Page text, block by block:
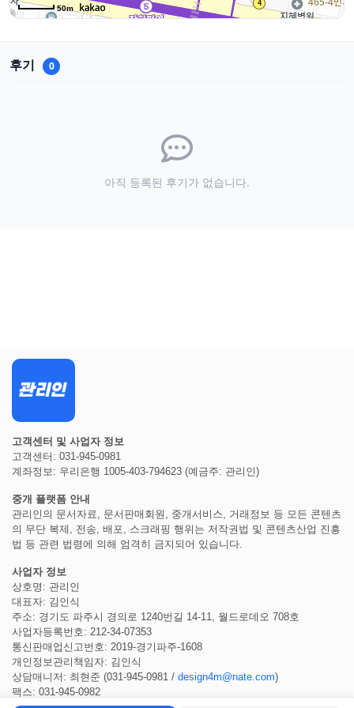
50m
후기 0
아직 등록된 후기가 없습니다.
고객센터 및 사업자 정보
고객센터: 031-945-0981
계좌정보: 우리은행 1005-403-794623 (예금주: 관리인)
중개 플랫폼 안내
관리인의 문서자료, 문서판매회원, 중개서비스, 거래정보 등 모든 콘텐츠
의 무단 복제, 전송, 배포, 스크래핑 행위는 저작권법 및 콘텐츠산업 진흥
법 등 관련 법령에 의해 엄격히 금지되어 있습니다.
사업자 정보
상호명: 관리인
대표자: 김인식
주소: 경기도 파주시 경의로 1240번길 14-11, 월드로데오 708호
사업자등록번호: 212-34-07353
통신판매업신고번호: 2019-경기파주-1608
개인정보관리책임자: 김인식
상담매니저: 최현준 (031-945-0981 / design4m@nate.com)
팩스: 031-945-0982